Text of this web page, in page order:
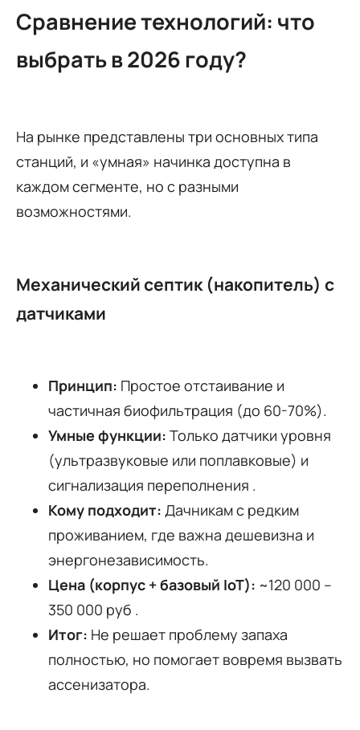
Сравнение технологий: что
выбрать в 2026 году?
На рынке представлены три основных типа
станций, и «умная» начинка доступна в
каждом сегменте, но с разными
возможностями.
Механический септик (накопитель) с
датчиками
Принцип: Простое отстаивание и
частичная биофильтрация (до 60-70%).
Умные функции: Только датчики уровня
(ультразвуковые или поплавковые) и
сигнализация переполнения .
Кому подходит: Дачникам с редким
проживанием, где важна дешевизна и
энергонезависимость.
Цена (корпус + базовый IoT): ~120 000 –
350 000 руб .
Итог: Не решает проблему запаха
полностью, но помогает вовремя вызвать
ассенизатора.